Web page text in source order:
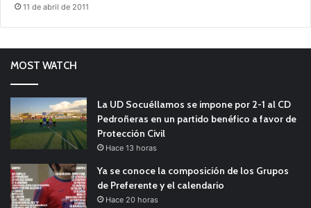
11 de abril de 2011
MOST WATCH
La UD Socuéllamos se impone por 2-1 al CD
Pedroñeras en un partido benéfico a favor de
Protección Civil
Hace 13 horas
Ya se conoce la composición de los Grupos
de Preferente y el calendario
Hace 20 horas